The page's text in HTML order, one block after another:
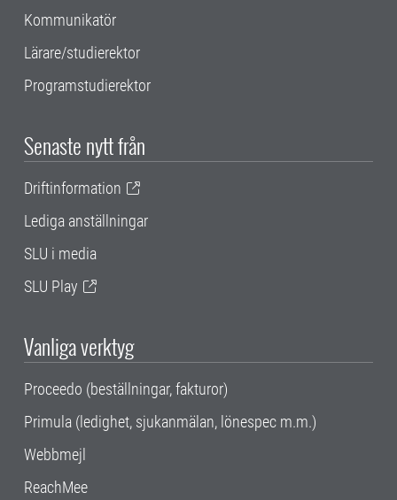
Kommunikatör
Lärare/studierektor
Programstudierektor
Senaste nytt från
Driftinformation
Lediga anställningar
SLU i media
SLU Play
Vanliga verktyg
Proceedo (beställningar, fakturor)
Primula (ledighet, sjukanmälan, lönespec m.m.)
Webbmejl
ReachMee